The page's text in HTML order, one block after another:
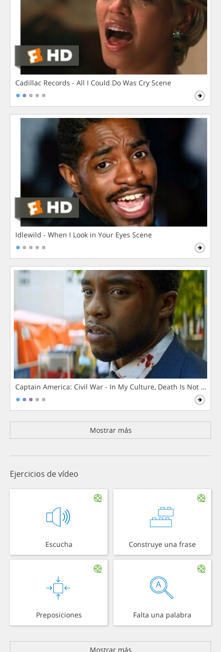
Cadillac Records - All I Could Do Was Cry Scene
Idlewild - When I Look in Your Eyes Scene
Captain America: Civil War - In My Culture, Death Is Not The
Mostrar más
Ejercicios de vídeo
Escucha Construye una frase
Preposiciones Falta una palabra
Mostrar más